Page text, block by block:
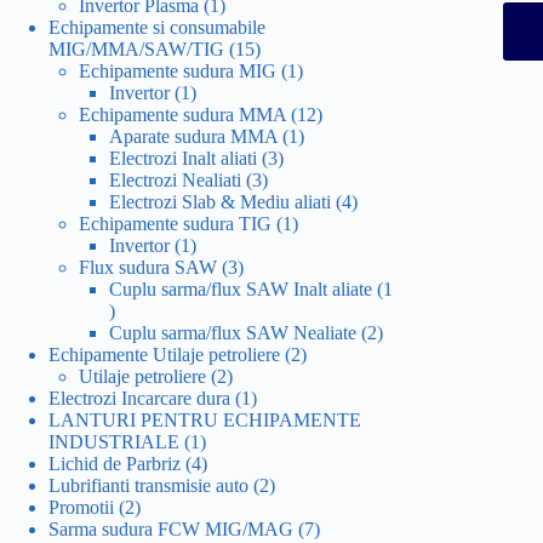
Invertor Plasma 11
produs
Echipamente si consumabile
MIG/MMA/SAW/TIG
1515
produse
Echipamente sudura MIG 11
Invertor 11
produs
Echipamente sudura MMA 1212
Aparate sudura MMA 11
Electrozi Inalt aliati 33
Electrozi Nealiati 33
produse
Electrozi Slab & Mediu aliati 44
Echipamente sudura TIG 11
Invertor 11
produs
Flux sudura SAW 33
produse
Cuplu sarma/flux SAW Inalt aliate 1
1
produs
Cuplu sarma/flux SAW Nealiate 22
Echipamente Utilaje petroliere 22
Utilaje petroliere 22
produse
Electrozi Incarcare dura 11
produs
LANTURI PENTRU ECHIPAMENTE
INDUSTRIALE
11
produs
Lichid de Parbriz 44
produse
Lubrifianti transmisie auto 22
Promotii 22
produse
Sarma sudura FCW MIG/MAG 77